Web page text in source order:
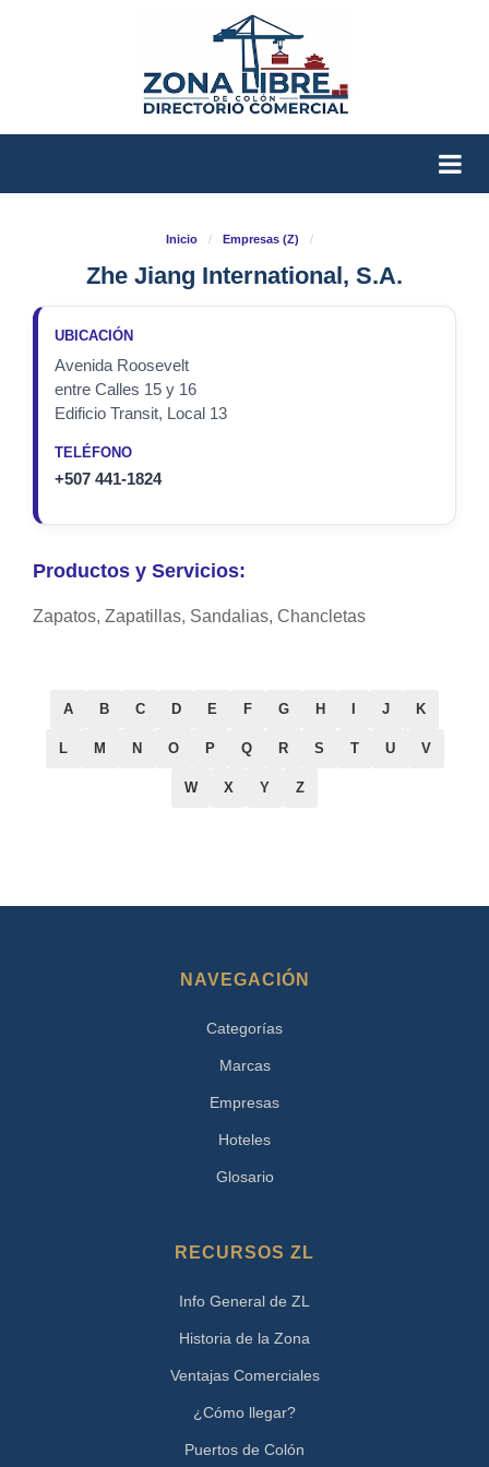
Inicio / Empresas (Z) /
Zhe Jiang International, S.A.
UBICACIÓN
Avenida Roosevelt
entre Calles 15 y 16
Edificio Transit, Local 13
TELÉFONO
+507 441-1824
Productos y Servicios:
Zapatos, Zapatillas, Sandalias, Chancletas
A B C D E F G H J K
L M N O P Q R S T U V
W X Y Z
NAVEGACIÓN
Categorías
Marcas
Empresas
Hoteles
Glosario
RECURSOS ZL
Info General de ZL
Historia de la Zona
Ventajas Comerciales
¿Cómo llegar?
Puertos de Colón